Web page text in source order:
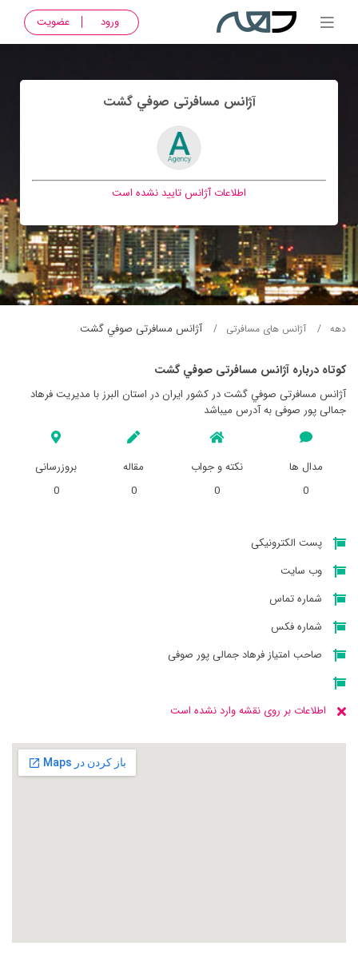
ورود عضویت
آژانس مسافرتی صوفي گشت
اطلاعات آژانس تایید نشده است
دهه آژانس های مسافرتی آژانس مسافرتی صوفي گشت
کوتاه درباره آژانس مسافرتی صوفي گشت
آژانس مسافرتی صوفي گشت در کشور ایران در استان البرز با مدیریت فرهاد
جمالی پور صوفی به آدرس میباشد
مدال ها
0
نکته و جواب
0
مقاله
0
بروزرسانی
0
پست الکترونیکی
وب سایت
شماره تماس
شماره فکس
صاحب امتیاز فرهاد جمالی پور صوفی
اطلاعات بر روی نقشه وارد نشده است